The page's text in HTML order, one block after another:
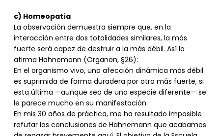
c) Homeopatía
La observación demuestra siempre que, en la
interacción entre dos totalidades similares, la más
fuerte será capaz de destruir a la más débil. Así lo
afirma Hahnemann (Organon, §26):
En el organismo vivo, una afección dinámica más débil
es suprimida de forma duradera por otra más fuerte, si
esta última —aunque sea de una especie diferente— se
le parece mucho en su manifestación.
En mis 30 años de práctica, me ha resultado imposible
refutar las conclusiones de Hahnemann que acabamos